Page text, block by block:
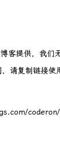
客提供，我们
请复制链接使